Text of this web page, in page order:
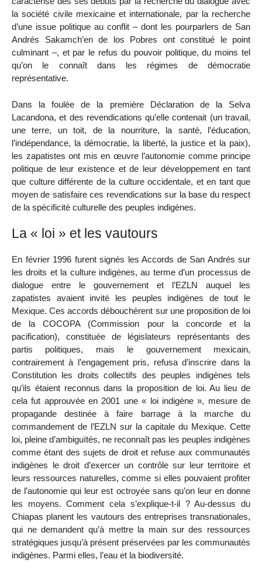
la société civile mexicaine et internationale, par la recherche
d’une issue politique au conflit – dont les pourparlers de San
Andrés Sakamch’en de los Pobres ont constitué le point
culminant –, et par le refus du pouvoir politique, du moins tel
qu’on le connaît dans les régimes de démocratie
représentative.
Dans la foulée de la première Déclaration de la Selva
Lacandona, et des revendications qu’elle contenait (un travail,
une terre, un toit, de la nourriture, la santé, l’éducation,
l’indépendance, la démocratie, la liberté, la justice et la paix),
les zapatistes ont mis en œuvre l’autonomie comme principe
politique de leur existence et de leur développement en tant
que culture différente de la culture occidentale, et en tant que
moyen de satisfaire ces revendications sur la base du respect
de la spécificité culturelle des peuples indigènes.
La « loi » et les vautours
En février 1996 furent signés les Accords de San Andrés sur
les droits et la culture indigènes, au terme d’un processus de
dialogue entre le gouvernement et l’EZLN auquel les
zapatistes avaient invité les peuples indigènes de tout le
Mexique. Ces accords débouchèrent sur une proposition de loi
de la COCOPA (Commission pour la concorde et la
pacification), constituée de législateurs représentants des
partis politiques, mais le gouvernement mexicain,
contrairement à l’engagement pris, refusa d’inscrire dans la
Constitution les droits collectifs des peuples indigènes tels
qu’ils étaient reconnus dans la proposition de loi. Au lieu de
cela fut approuvée en 2001 une « loi indigène », mesure de
propagande destinée à faire barrage à la marche du
commandement de l’EZLN sur la capitale du Mexique. Cette
loi, pleine d’ambiguïtés, ne reconnaît pas les peuples indigènes
comme étant des sujets de droit et refuse aux communautés
indigènes le droit d’exercer un contrôle sur leur territoire et
leurs ressources naturelles, comme si elles pouvaient profiter
de l’autonomie qui leur est octroyée sans qu’on leur en donne
les moyens. Comment cela s’explique-t-il ? Au-dessus du
Chiapas planent les vautours des entreprises transnationales,
qui ne demandent qu’à mettre la main sur des ressources
stratégiques jusqu’à présent préservées par les communautés
indigènes. Parmi elles, l’eau et la biodiversité.